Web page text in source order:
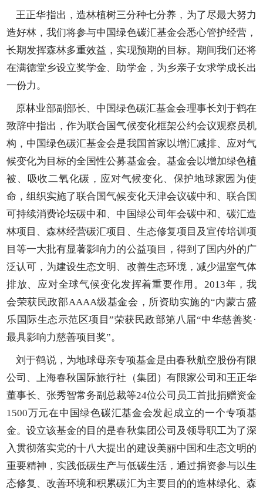
王正华指出，造林植树三分种七分养，为了尽最大努力
造好林，我们将参与中国绿色碳汇基金会悉心管护经营，
长期发挥森林多重效益，实现预期的目标。期间我们还将
在满德堂乡设立奖学金、助学金，为乡亲子女求学成长出
一份力。
原林业部副部长、中国绿色碳汇基金会理事长刘于鹤在
致辞中指出，作为联合国气候变化框架公约会议观察员机
构，中国绿色碳汇基金会是我国首家以增汇减排、应对气
候变化为目标的全国性公募基金会。基金会以增加绿色植
被、吸收二氧化碳，应对气候变化、保护地球家园为使
命，组织实施了联合国气候变化天津会议碳中和、联合国
可持续消费论坛碳中和、中国绿公司年会碳中和、碳汇造
林项目、森林经营碳汇项目、生态修复项目及宣传培训项
目等一大批有显著影响力的公益项目，得到了国内外的广
泛认可，为建设生态文明、改善生态环境，减少温室气体
排放、应对全球气候变化发挥着重要作用。2013年，我
会荣获民政部AAAA级基金会，所资助实施的“内蒙古盛
乐国际生态示范区项目”荣获民政部第八届“中华慈善奖·
最具影响力慈善项目奖”。
刘于鹤说，为地球母亲专项基金是由春秋航空股份有限
公司、上海春秋国际旅行社（集团）有限家公司和王正华
董事长、张秀智常务副总裁等24位公司员工首批捐赠资金
1500万元在中国绿色碳汇基金会发起成立的一个专项基
金。设立该基金的目的是春秋集团公司及领导职工为了深
入贯彻落实党的十八大提出的建设美丽中国和生态文明的
重要精神，实践低碳生产与低碳生活，通过捐资参与以生
态修复、改善环境和积累碳汇为主要目的的造林绿化、森